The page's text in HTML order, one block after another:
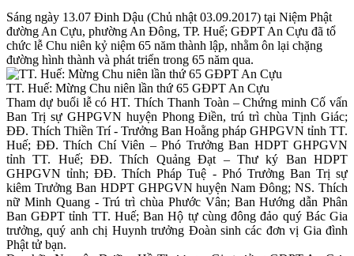
Sáng ngày 13.07 Đinh Dậu (Chủ nhật 03.09.2017) tại Niệm Phật
đường An Cựu, phường An Đông, TP. Huế; GĐPT An Cựu đã tổ
chức lễ Chu niên kỷ niệm 65 năm thành lập, nhằm ôn lại chặng
đường hình thành và phát triển trong 65 năm qua.
TT. Huế: Mừng Chu niên lần thứ 65 GĐPT An Cựu
Tham dự buổi lễ có HT. Thích Thanh Toàn – Chứng minh Cố vấn
Ban Trị sự GHPGVN huyện Phong Điền, trú trì chùa Tịnh Giác;
ĐĐ. Thích Thiền Trí - Trưởng Ban Hoằng pháp GHPGVN tỉnh TT.
Huế; ĐĐ. Thích Chí Viên – Phó Trưởng Ban HDPT GHPGVN
tỉnh TT. Huế; ĐĐ. Thích Quảng Đạt – Thư ký Ban HDPT
GHPGVN tỉnh; ĐĐ. Thích Pháp Tuệ - Phó Trưởng Ban Trị sự
kiêm Trưởng Ban HDPT GHPGVN huyện Nam Đông; NS. Thích
nữ Minh Quang - Trú trì chùa Phước Vân; Ban Hướng dẫn Phân
Ban GĐPT tỉnh TT. Huế; Ban Hộ tự cùng đông đảo quý Bác Gia
trưởng, quý anh chị Huynh trưởng Đoàn sinh các đơn vị Gia đình
Phật tử bạn.